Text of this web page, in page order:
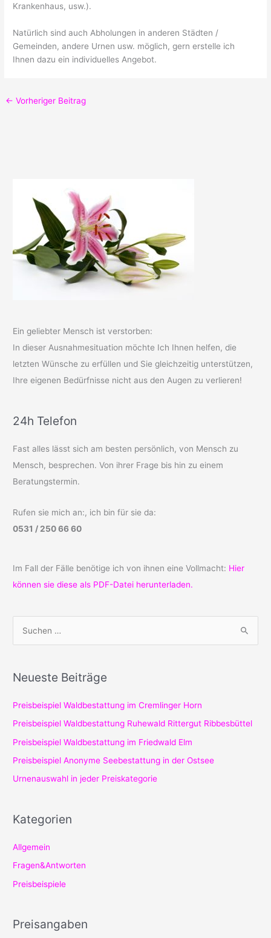
Krankenhaus, usw.).
Natürlich sind auch Abholungen in anderen Städten /
Gemeinden, andere Urnen usw. möglich, gern erstelle ich
Ihnen dazu ein individuelles Angebot.
← Vorheriger Beitrag
Ein geliebter Mensch ist verstorben:
In dieser Ausnahmesituation möchte Ich Ihnen helfen, die
letzten Wünsche zu erfüllen und Sie gleichzeitig unterstützen,
Ihre eigenen Bedürfnisse nicht aus den Augen zu verlieren!
24h Telefon
Fast alles lässt sich am besten persönlich, von Mensch zu
Mensch, besprechen. Von ihrer Frage bis hin zu einem
Beratungstermin.
Rufen sie mich an:, ich bin für sie da:
0531 / 250 66 60
Im Fall der Fälle benötige ich von ihnen eine Vollmacht: Hier
können sie diese als PDF-Datei herunterladen.
h
a
c
h
Neueste Beiträge
Preisbeispiel Waldbestattung im Cremlinger Horn
Preisbeispiel Waldbestattung Ruhewald Rittergut Ribbesbüttel
Preisbeispiel Waldbestattung im Friedwald Elm
Preisbeispiel Anonyme Seebestattung in der Ostsee
Urnenauswahl in jeder Preiskategorie
Kategorien
Allgemein
Fragen&Antworten
Preisbeispiele
Preisangaben